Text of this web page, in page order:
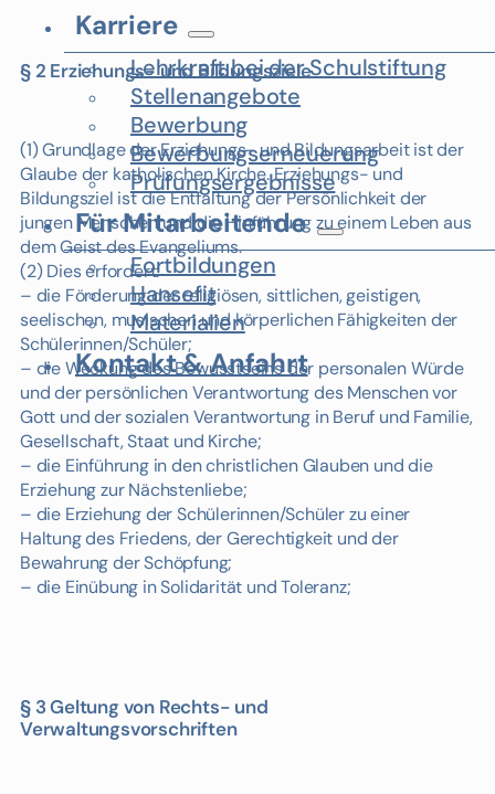
Karriere
Lehrkraft bei der Schulstiftung
Stellenangebote
Bewerbung
Bewerbungserneuerung
Prüfungsergebnisse
Für Mitarbeitende
Fortbildungen
Hansefit
Materialien
Kontakt & Anfahrt
§ 2 Erziehungs- und Bildungsziele
(1) Grundlage der Erziehungs- und Bildungsarbeit ist der
Glaube der katholischen Kirche. Erziehungs- und
Bildungsziel ist die Entfaltung der Persönlichkeit der
jungen Menschen und die Hinführung zu einem Leben aus
dem Geist des Evangeliums.
(2) Dies erfordert:
– die Förderung der religiösen, sittlichen, geistigen,
seelischen, musischen und körperlichen Fähigkeiten der
Schülerinnen/Schüler;
– die Weckung des Bewusstseins der personalen Würde
und der persönlichen Verantwortung des Menschen vor
Gott und der sozialen Verantwortung in Beruf und Familie,
Gesellschaft, Staat und Kirche;
– die Einführung in den christlichen Glauben und die
Erziehung zur Nächstenliebe;
– die Erziehung der Schülerinnen/Schüler zu einer
Haltung des Friedens, der Gerechtigkeit und der
Bewahrung der Schöpfung;
– die Einübung in Solidarität und Toleranz;
§ 3 Geltung von Rechts- und
Verwaltungsvorschriften